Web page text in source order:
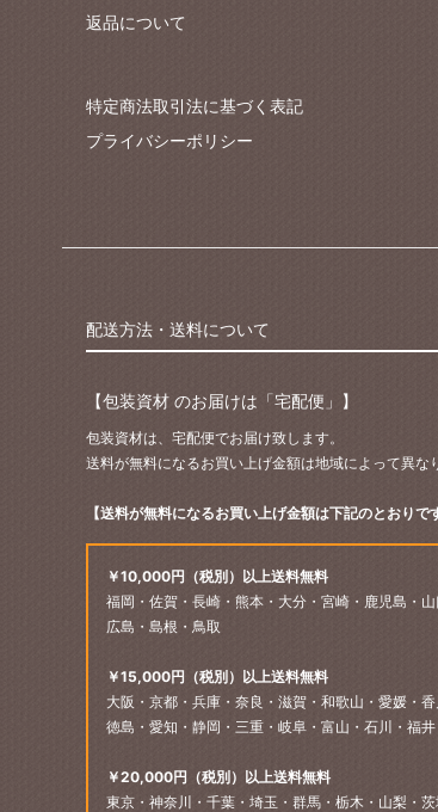
返品について
特定商法取引法に基づく表記
プライバシーポリシー
配送方法・送料について
【包装資材 のお届けは「宅配便」】
包装資材は、宅配便でお届け致します。
送料が無料になるお買い上げ金額は地域によって異な
【送料が無料になるお買い上げ金額は下記のとおりで
￥10,000円（税別）以上送料無料
福岡・佐賀・長崎・熊本・大分・宮崎・鹿児島・山
広島・島根・鳥取
￥15,000円（税別）以上送料無料
大阪・京都・兵庫・奈良・滋賀・和歌山・愛媛・香
徳島・愛知・静岡・三重・岐阜・富山・石川・福井
￥20,000円（税別）以上送料無料
東京・神奈川・千葉・埼玉・群馬・栃木・山梨・茨